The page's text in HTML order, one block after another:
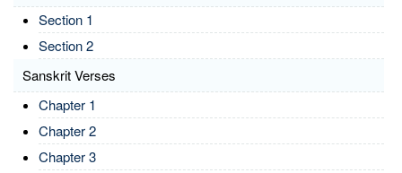
Section 1
Section 2
Sanskrit Verses
Chapter 1
Chapter 2
Chapter 3